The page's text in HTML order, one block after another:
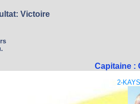
Victoire
Capitaine :
2-